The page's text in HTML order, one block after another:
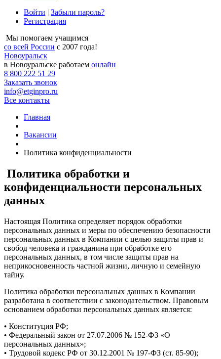
Войти | Забыли пароль?
Регистрация
Мы помогаем учащимся
со всей России с 2007 года!
Новоуральск
в Новоуральске работаем онлайн
8 800 222 51 29
Заказать звонок
info@etginpro.ru
Все контакты
Главная
Вакансии
Политика конфиденциальности
Политика обработки и
конфиденциальности персональных
данных
Настоящая Политика определяет порядок обработки
персональных данных и меры по обеспечению безопасности
персональных данных в Компании с целью защиты прав и
свобод человека и гражданина при обработке его
персональных данных, в том числе защиты прав на
неприкосновенность частной жизни, личную и семейную
тайну.
Политика обработки персональных данных в Компании
разработана в соответствии с законодательством. Правовым
основанием обработки персональных данных является:
• Конституция РФ;
• Федеральный закон от 27.07.2006 № 152-ФЗ «О
персональных данных»;
• Трудовой кодекс РФ от 30.12.2001 № 197-ФЗ (ст. 85-90);